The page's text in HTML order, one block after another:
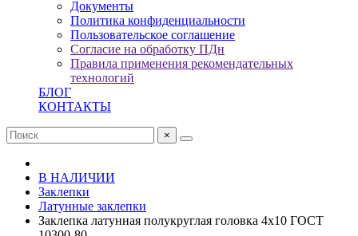
Документы
Политика конфиденциальности
Пользовательское соглашение
Согласие на обработку ПДн
Правила применения рекомендательных
технологий
БЛОГ
КОНТАКТЫ
×
В НАЛИЧИИ
Заклепки
Латунные заклепки
Заклепка латунная полукруглая головка 4x10 ГОСТ